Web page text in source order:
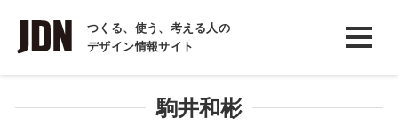
つくる、使う、考える人の
デザイン情報サイト
INTERVIEW
インタビュー
駒井和彬